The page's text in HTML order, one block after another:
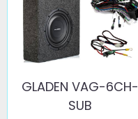
GLADEN VAG-6CH-
SUB